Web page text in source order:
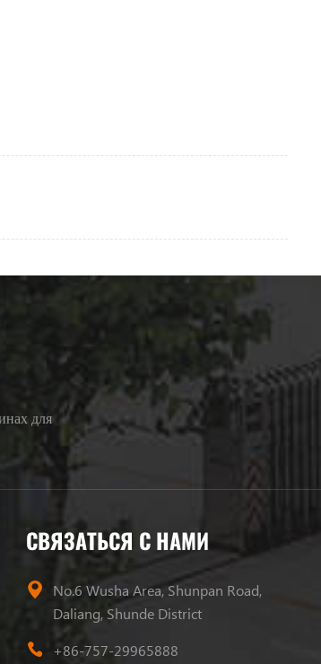
для
СВЯЗАТЬСЯ С НАМИ
No.6 Wusha Area, Shunpan Road,
Daliang, Shunde District
+86-757-29965888